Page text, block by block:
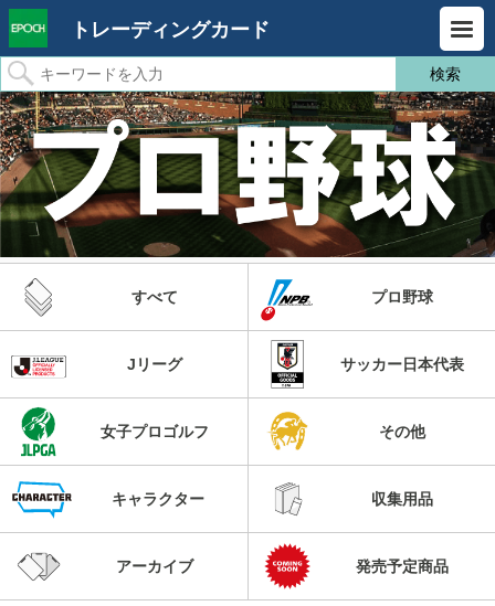
トレーディングカード
すべて プロ野球
Jリーグ サッカー日本代表
女子プロゴルフ その他
キャラクター 収集用品
アーカイブ 発売予定商品